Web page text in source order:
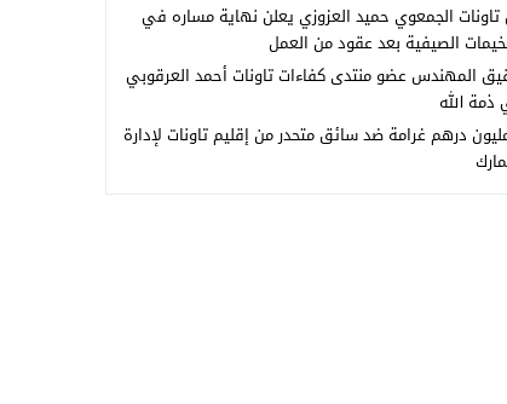
تاونات الجمعوي حميد العزوزي يعلن نهاية مساره في
الصيفية بعد عقود من العمل
المهندس عضو منتدى كفاءات تاونات أحمد العرقوبي
الله
مليون درهم غرامة ضد سائق متحدر من إقليم تاونات لإدارة